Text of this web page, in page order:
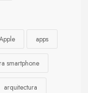
apps
smartphone
arquitectura